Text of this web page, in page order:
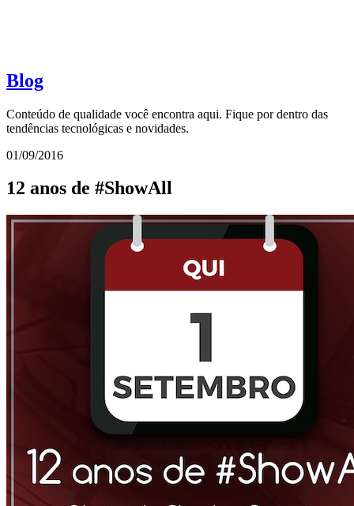
Blog
Conteúdo de qualidade você encontra aqui. Fique por dentro das
tendências tecnológicas e novidades.
01/09/2016
12 anos de #ShowAll